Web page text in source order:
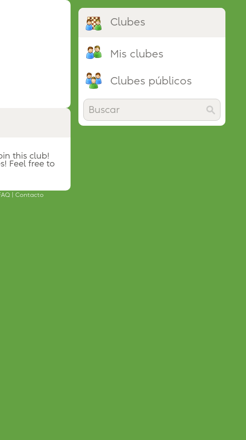
this club!
Feel free to
Contacto
Clubes
Mis clubes
Clubes públicos